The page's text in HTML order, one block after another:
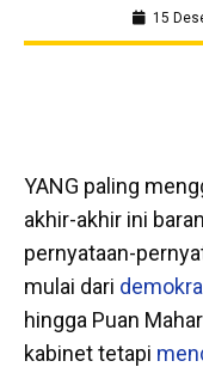
15
YANG paling
akhir-akhir ini
pernyataan-
mulai dari
hingga Puan
kabinet tetapi